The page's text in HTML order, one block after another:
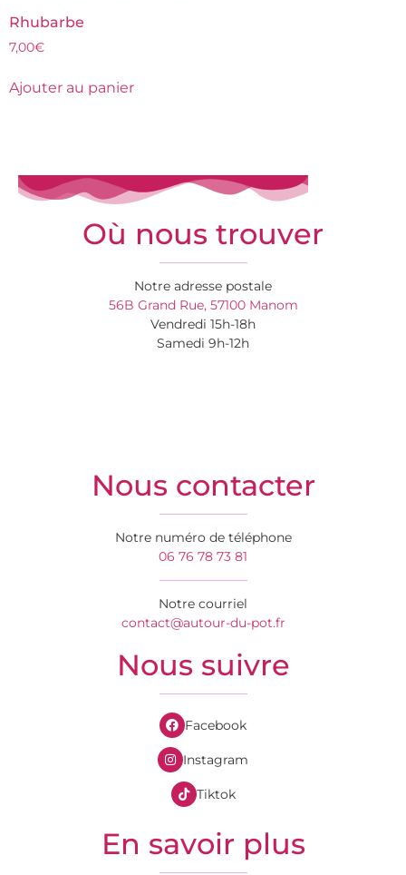
Rhubarbe
7,00€
Ajouter au panier
Où nous trouver
Notre adresse postale
56B Grand Rue, 57100 Manom
Vendredi 15h-18h
Samedi 9h-12h
Nous contacter
Notre numéro de téléphone
06 76 78 73 81
Notre courriel
contact@autour-du-pot.fr
Nous suivre
Facebook
Instagram
Tiktok
En savoir plus